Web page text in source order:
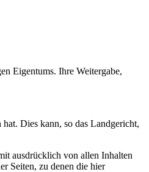
Eigentums. Ihre Weitergabe,
Dies kann, so das Landgericht,
ausdrücklich von allen Inhalten
Seiten, zu denen die hier